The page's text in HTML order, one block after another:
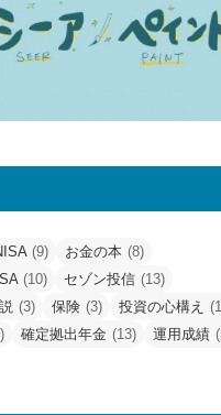
(9) お金の本 (8)
(10) セゾン投信 (13)
(3) 保険 (3) 投資の心構え
確定拠出年金 (13) 運用成績